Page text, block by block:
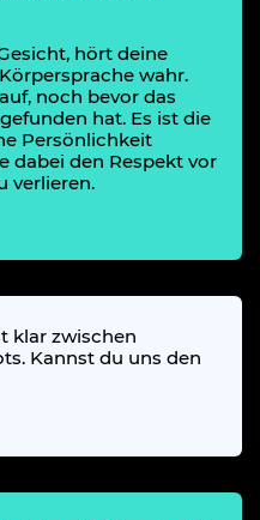
hört deine
wahr.
noch bevor das
hat. Es ist die
Persönlichkeit
dabei den Respekt vor
verlieren.
klar zwischen
Kannst du uns den